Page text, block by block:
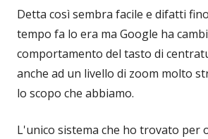
Detta così sembra facile e difatti
tempo fa lo era ma Google ha
comportamento del tasto di
anche ad un livello di zoom molto
lo scopo che abbiamo.
L'unico sistema che ho trovato per